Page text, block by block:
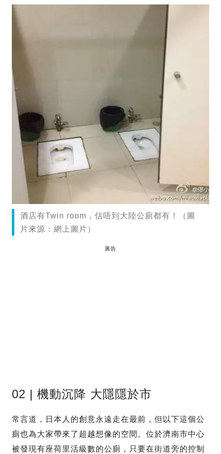
酒店有Twin room，估唔到大陸公廁都有！（圖
片來源：網上圖片）
廣告
02 | 機動沉降 大隱隱於市
常言道，日本人的創意永遠走在最前，但以下這個公
廁也為大家帶來了超越想像的空間。位於濟南市中心
被發現有座荷里活級數的公廁，只要在街道旁的控制